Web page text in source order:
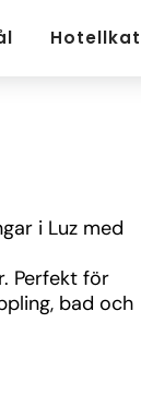
i Luz med
Perfekt för
bad och